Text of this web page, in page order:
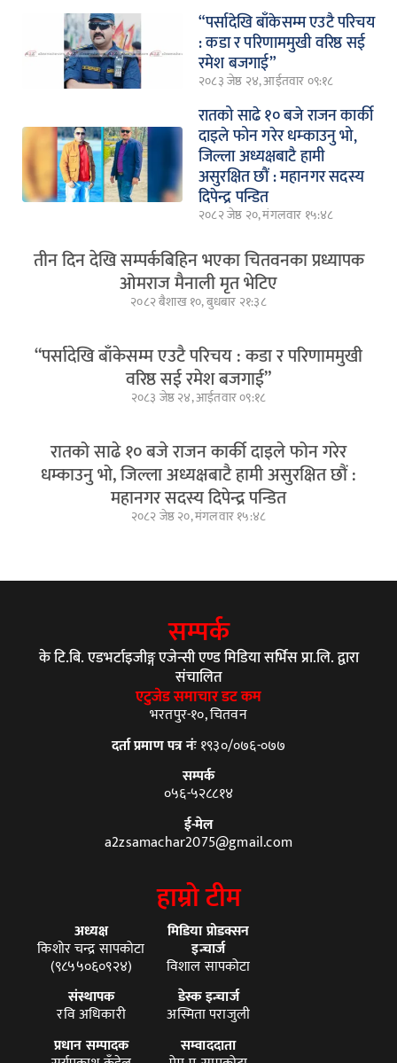
“पर्सादेखि बाँकेसम्म एउटै परिचय
: कडा र परिणाममुखी वरिष्ठ सई
रमेश बजगाई”
२०८३ जेष्ठ २४, आईतवार ०९:१८
रातको साढे १० बजे राजन कार्की
दाइले फोन गरेर धम्काउनु भो,
जिल्ला अध्यक्षबाटै हामी
असुरक्षित छौं : महानगर सदस्य
दिपेन्द्र पन्डित
२०८२ जेष्ठ २०, मंगलवार १५:४८
तीन दिन देखि सम्पर्कबिहिन भएका चितवनका प्रध्यापक
ओमराज मैनाली मृत भेटिए
२०८२ बैशाख १०, बुधबार २१:३८
“पर्सादेखि बाँकेसम्म एउटै परिचय : कडा र परिणाममुखी
वरिष्ठ सई रमेश बजगाई”
२०८३ जेष्ठ २४, आईतवार ०९:१८
रातको साढे १० बजे राजन कार्की दाइले फोन गरेर
धम्काउनु भो, जिल्ला अध्यक्षबाटै हामी असुरक्षित छौं :
महानगर सदस्य दिपेन्द्र पन्डित
२०८२ जेष्ठ २०, मंगलवार १५:४८
सम्पर्क
के टि.बि. एडभर्टाइजीङ्ग एजेन्सी एण्ड मिडिया सर्भिस प्रा.लि. द्वारा
संचालित
एटुजेड समाचार डट कम
भरतपुर-१०, चितवन
दर्ता प्रमाण पत्र नंः१९३०/०७६-०७७
सम्पर्क
०५६-५२८८१४
ई-मेल
a2zsamachar2075@gmail.com
हाम्रो टीम
अध्यक्ष
किशोर चन्द्र सापकोटा
(९८५५०६०९२४)
संस्थापक
रवि अधिकारी
प्रधान सम्पादक
मिडिया प्रोडक्सन
इन्चार्ज
विशाल सापकोटा
डेस्क इन्चार्ज
अस्मिता पराजुली
सम्वाददाता